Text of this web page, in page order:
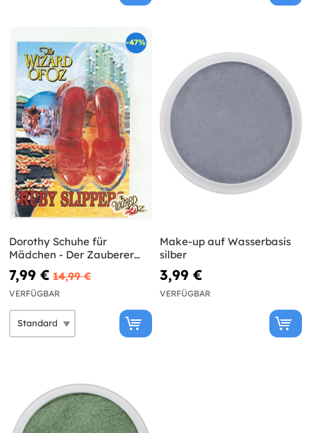
-47%
Dorothy Schuhe für
Mädchen - Der Zauberer
von Oz
7,99 € 14,99 €
VERFÜGBAR
Make-up auf Wasserbasis
silber
3,99 €
VERFÜGBAR